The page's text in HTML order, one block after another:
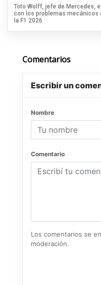
Toto Wolff, jefe de Mercedes,
con los problemas mecánicos
la F1 2026
Comentarios
Escribir un
Nombre
Comentario
Los comentarios se
moderación.